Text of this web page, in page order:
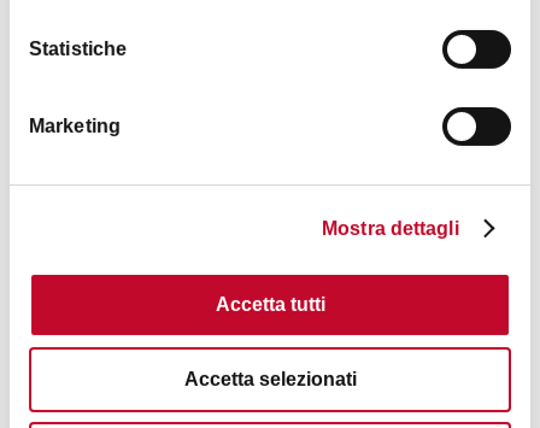
Statistiche
Marketing
Mostra dettagli
Accetta tutti
Accetta selezionati